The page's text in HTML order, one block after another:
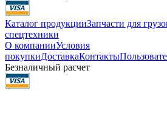
Каталог продукцииЗапчасти для
спецтехники
О компанииУсловия
покупкиДоставкаКонтакты
Безналичный расчет